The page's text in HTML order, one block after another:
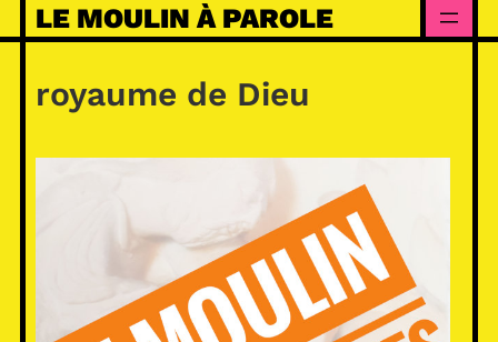
Skip
to
content
LE MOULIN À PAROLE
royaume de Dieu